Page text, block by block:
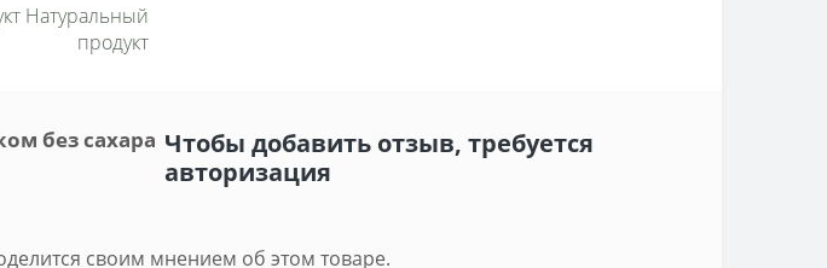
Натуральный
продукт
без сахара Чтобы добавить отзыв, требуется
авторизация
своим мнением об этом товаре.